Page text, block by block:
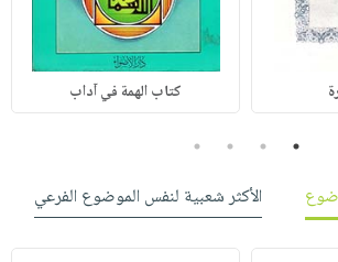
كتاب الهمة في آداب
1
2
3
4
الأكثر شعبية لنفس الموضوع الفرعي